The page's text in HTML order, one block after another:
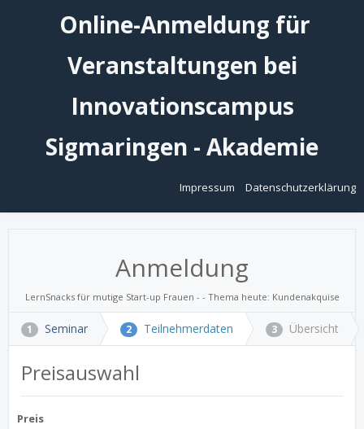
Online-Anmeldung für
Veranstaltungen bei
Innovationscampus
Sigmaringen - Akademie
Impressum Datenschutzerklärung
Anmeldung
LernSnacks für mutige Start-up Frauen - - Thema heute: Kundenakquise
1 Seminar 2 Teilnehmerdaten 3 Übersicht
Preisauswahl
Preis